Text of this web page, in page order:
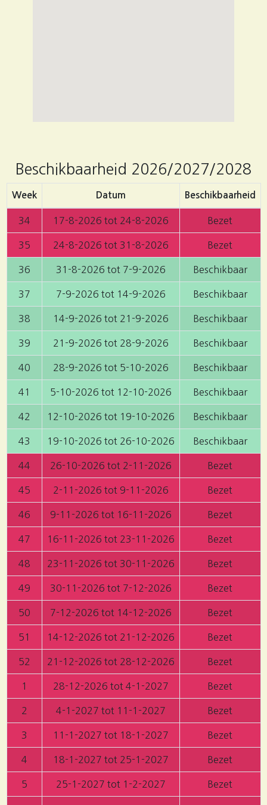
Beschikbaarheid 2026/2027/2028
Week Datum Beschikbaarheid
34 17-8-2026 tot 24-8-2026 Bezet
35 24-8-2026 tot 31-8-2026 Bezet
36 31-8-2026 tot 7-9-2026 Beschikbaar
37 7-9-2026 tot 14-9-2026 Beschikbaar
38 14-9-2026 tot 21-9-2026 Beschikbaar
39 21-9-2026 tot 28-9-2026 Beschikbaar
40 28-9-2026 tot 5-10-2026 Beschikbaar
41 5-10-2026 tot 12-10-2026 Beschikbaar
42 12-10-2026 tot 19-10-2026 Beschikbaar
43 19-10-2026 tot 26-10-2026 Beschikbaar
44 26-10-2026 tot 2-11-2026 Bezet
45 2-11-2026 tot 9-11-2026 Bezet
46 9-11-2026 tot 16-11-2026 Bezet
47 16-11-2026 tot 23-11-2026 Bezet
48 23-11-2026 tot 30-11-2026 Bezet
49 30-11-2026 tot 7-12-2026 Bezet
50 7-12-2026 tot 14-12-2026 Bezet
51 14-12-2026 tot 21-12-2026 Bezet
52 21-12-2026 tot 28-12-2026 Bezet
1 28-12-2026 tot 4-1-2027 Bezet
2 4-1-2027 tot 11-1-2027 Bezet
3 11-1-2027 tot 18-1-2027 Bezet
4 18-1-2027 tot 25-1-2027 Bezet
5 25-1-2027 tot 1-2-2027 Bezet